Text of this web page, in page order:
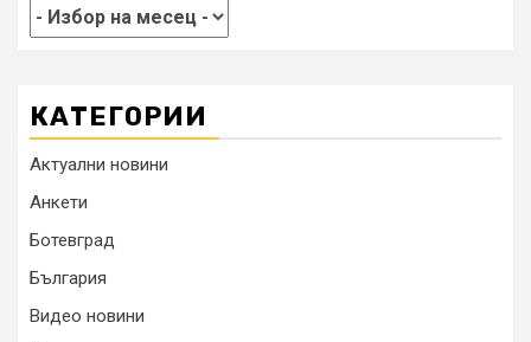
КАТЕГОРИИ
Актуални новини
Анкети
Ботевград
България
Видео новини